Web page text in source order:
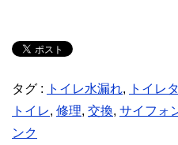
タグ : トイレ水漏れ, トイレ
トイレ, 修理, 交換, サイフォ
ンク